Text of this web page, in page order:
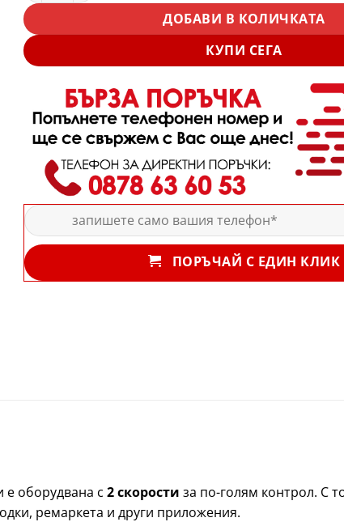
ДОБАВИ В КОЛИЧКАТА
КУПИ СЕГА
ПОРЪЧАЙ С ЕДИН КЛИК
е оборудвана с 2 скорости за по-голям контрол. С
ремаркета и други приложения.